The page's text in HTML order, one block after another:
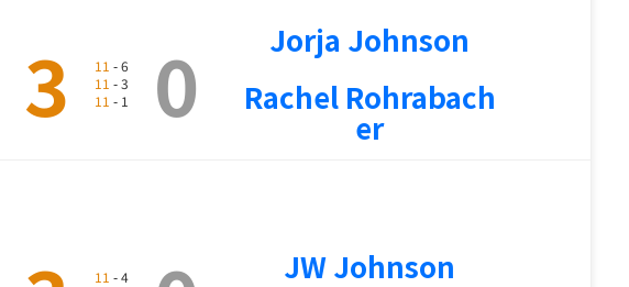
3 11 - 6
11 - 3
11 - 1 0
Jorja Johnson
Rachel Rohrabach
er
11 - 4
JW Johnson